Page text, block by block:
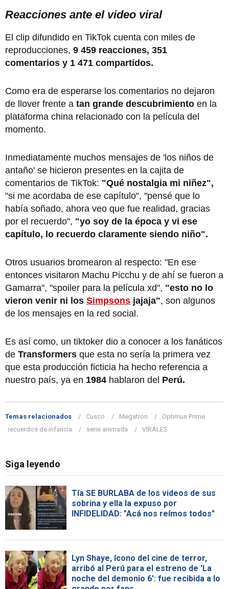
Reacciones ante el video viral
El clip difundido en TikTok cuenta con miles de
reproducciones, 9 459 reacciones, 351
comentarios y 1 471 compartidos.
Como era de esperarse los comentarios no dejaron
de llover frente a tan grande descubrimiento en la
plataforma china relacionado con la película del
momento.
Inmediatamente muchos mensajes de 'los niños de
antaño' se hicieron presentes en la cajita de
comentarios de TikTok: "Qué nostalgia mi niñez",
"si me acordaba de ese capítulo", "pensé que lo
había soñado, ahora veo que fue realidad, gracias
por el recuerdo", "yo soy de la época y vi ese
capítulo, lo recuerdo claramente siendo niño".
Otros usuarios bromearon al respecto: "En ese
entonces visitaron Machu Picchu y de ahí se fueron a
Gamarra", "spoiler para la película xd", "esto no lo
vieron venir ni los Simpsons jajaja", son algunos
de los mensajes en la red social.
Es así como, un tiktoker dio a conocer a los fanáticos
de Transformers que esta no sería la primera vez
que esta producción ficticia ha hecho referencia a
nuestro país, ya en 1984 hablaron del Perú.
Temas relacionados Cusco Megatron
Optimus Prime
recuerdos de infancia
serie animada VIRALES
Siga leyendo
Tía SE BURLABA de los videos de sus
sobrina y ella la expuso por
INFIDELIDAD: "Acá nos reímos todos"
Lyn Shaye, ícono del cine de terror,
arribó al Perú para el estreno de 'La
noche del demonio 6': fue recibida a lo